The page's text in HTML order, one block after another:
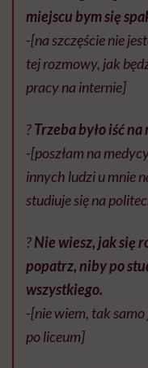
miejscu bym się
-[na szczęście nie
tej rozmowy, jak
pracy na internie]
?Trzeba było iść
-[poszłam na
innych ludzi u mnie
studiuje się na
?Nie wiesz, jak się
popatrz, niby po
wszystkiego.
-[nie wiem, tak
po liceum]